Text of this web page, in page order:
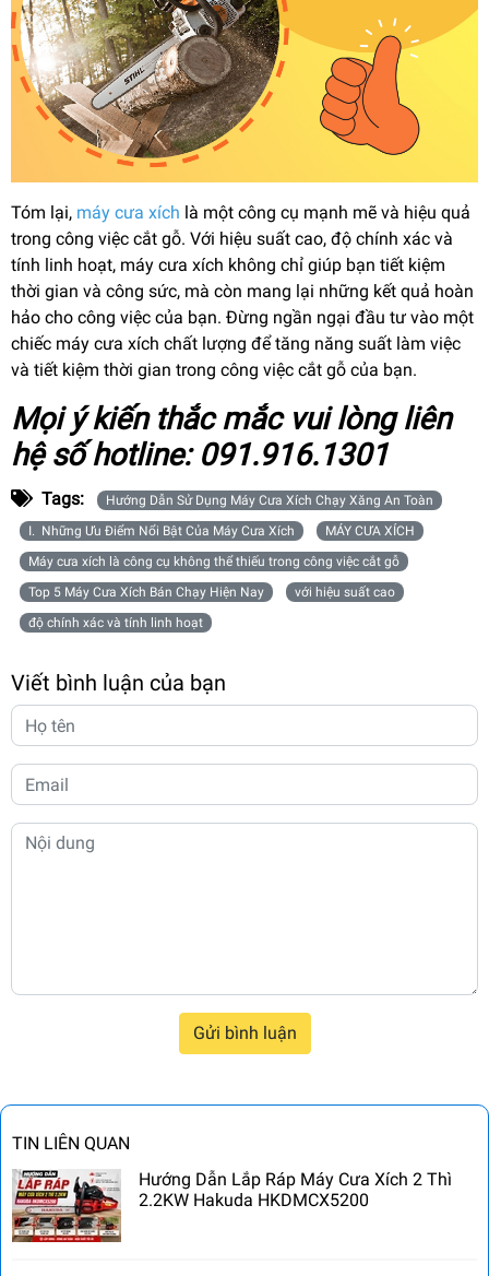
TIN LIÊN QUAN
Hướng Dẫn Lắp Ráp Máy Cưa Xích 2 Thì
2.2KW Hakuda HKDMCX5200
Tóm lại, máy cưa xích là một công cụ mạnh mẽ và hiệu quả
trong công việc cắt gỗ. Với hiệu suất cao, độ chính xác và
tính linh hoạt, máy cưa xích không chỉ giúp bạn tiết kiệm
thời gian và công sức, mà còn mang lại những kết quả hoàn
hảo cho công việc của bạn. Đừng ngần ngại đầu tư vào một
chiếc máy cưa xích chất lượng để tăng năng suất làm việc
và tiết kiệm thời gian trong công việc cắt gỗ của bạn.
Mọi ý kiến thắc mắc vui lòng liên
hệ số hotline: 091.916.1301
Tags:
Hướng Dẫn Sử Dụng Máy Cưa Xích Chạy Xăng An Toàn
I. Những Ưu Điểm Nổi Bật Của Máy Cưa Xích
MÁY CƯA XÍCH
Máy cưa xích là công cụ không thể thiếu trong công việc cắt gỗ
Top 5 Máy Cưa Xích Bán Chạy Hiện Nay
với hiệu suất cao
độ chính xác và tính linh hoạt
Viết bình luận của bạn
Gửi bình luận